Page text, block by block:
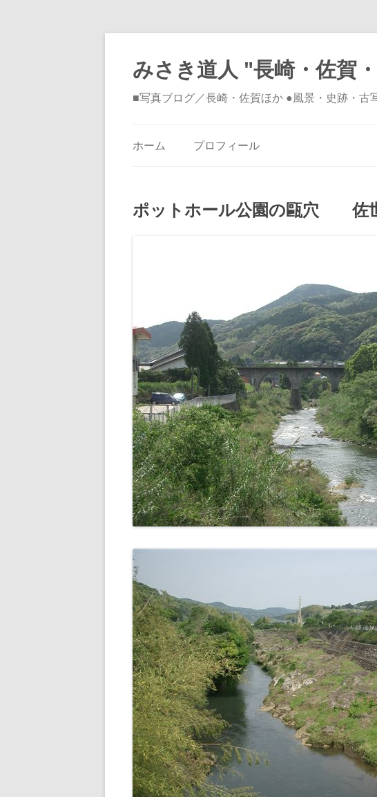
みさき道人 "長崎・佐賀
■写真ブログ／長崎・佐賀ほか ●風景・史跡・古
ホーム プロフィール
ポットホール公園の甌穴 佐